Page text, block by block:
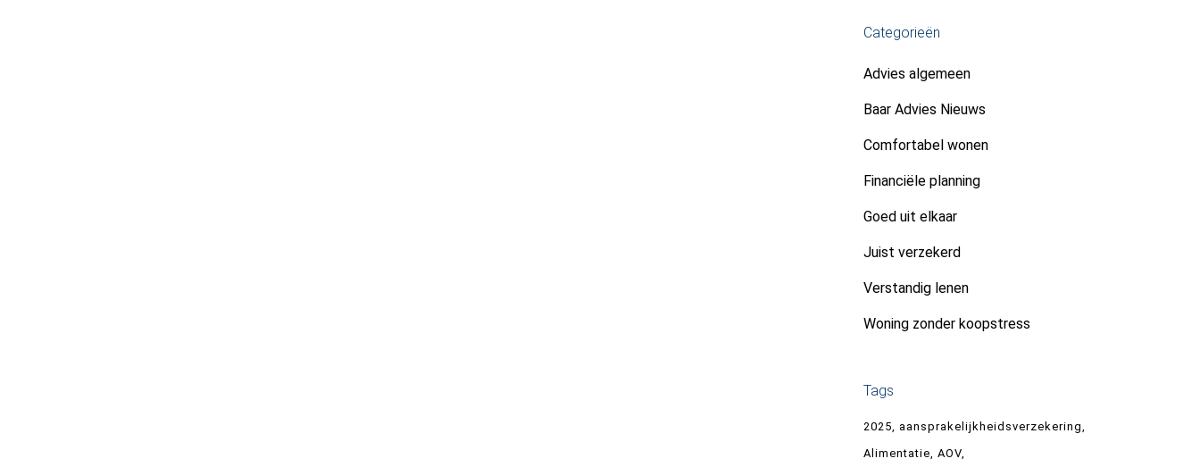
Categorieën
Advies algemeen
Baar Advies Nieuws
Comfortabel wonen
Financiële planning
Goed uit elkaar
Juist verzekerd
Verstandig lenen
Woning zonder koopstress
Tags
2025
aansprakelijkheidsverzekering
Alimentatie AOV